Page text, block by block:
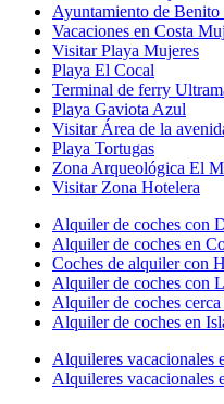
Ayuntamiento de Benito
Vacaciones en Costa
Visitar Playa Mujeres
Playa El Cocal
Terminal de ferry
Playa Gaviota Azul
Visitar Área de la
Playa Tortugas
Zona Arqueológica El
Visitar Zona Hotelera
Alquiler de coches con
Alquiler de coches en
Coches de alquiler con
Alquiler de coches con
Alquiler de coches
Alquiler de coches en
Alquileres vacacionales
Alquileres vacacionales